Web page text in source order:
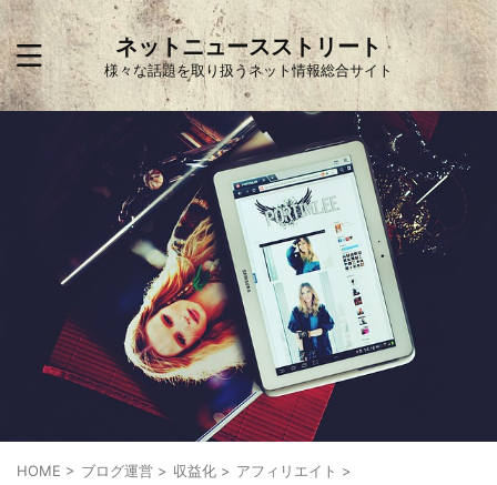
ネットニュースストリート
様々な話題を取り扱うネット情報総合サイト
HOME > ブログ運営 > 収益化 > アフィリエイト >